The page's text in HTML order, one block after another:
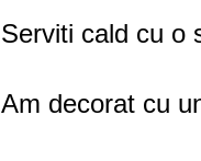
Serviti cald cu o
Am decorat cu